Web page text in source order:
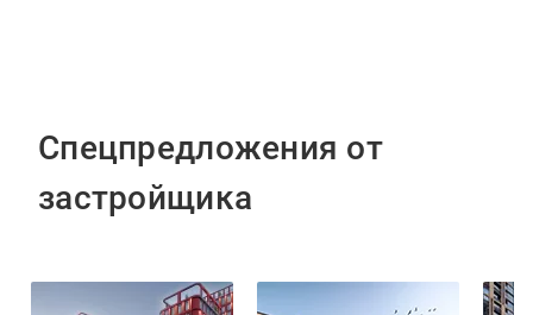
Спецпредложения от
застройщика